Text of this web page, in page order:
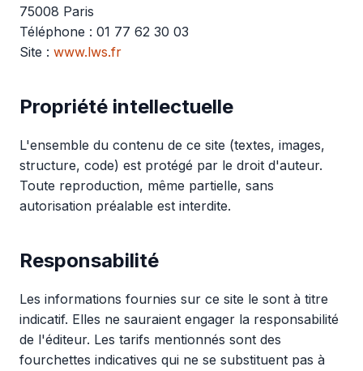
75008 Paris
Téléphone : 01 77 62 30 03
Site : www.lws.fr
Propriété intellectuelle
L'ensemble du contenu de ce site (textes, images,
structure, code) est protégé par le droit d'auteur.
Toute reproduction, même partielle, sans
autorisation préalable est interdite.
Responsabilité
Les informations fournies sur ce site le sont à titre
indicatif. Elles ne sauraient engager la responsabilité
de l'éditeur. Les tarifs mentionnés sont des
fourchettes indicatives qui ne se substituent pas à